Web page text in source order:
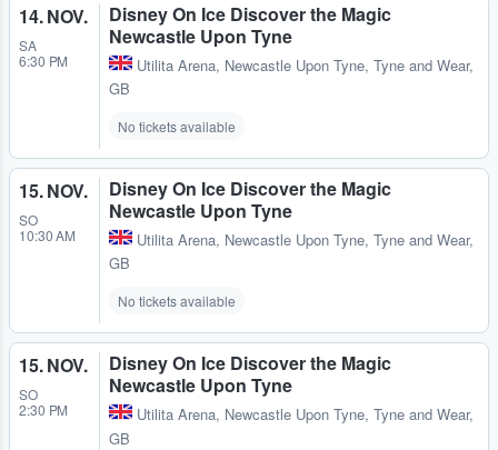
14. NOV.
SA
6:30 PM
Disney On Ice Discover the Magic
Newcastle Upon Tyne
Utilita Arena, Newcastle Upon Tyne, Tyne and Wear,
GB
No tickets available
15. NOV.
SO
10:30 AM
Disney On Ice Discover the Magic
Newcastle Upon Tyne
Utilita Arena, Newcastle Upon Tyne, Tyne and Wear,
GB
No tickets available
15. NOV.
SO
2:30 PM
Disney On Ice Discover the Magic
Newcastle Upon Tyne
Utilita Arena, Newcastle Upon Tyne, Tyne and Wear,
GB